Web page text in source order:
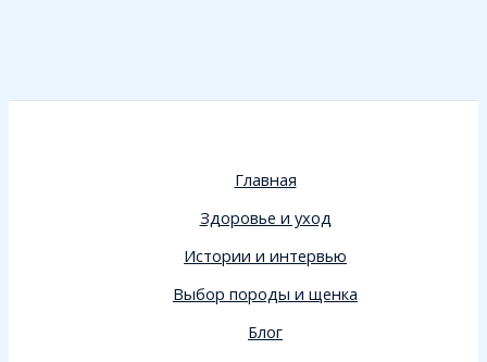
Главная
Здоровье и уход
Истории и интервью
Выбор породы и щенка
Блог